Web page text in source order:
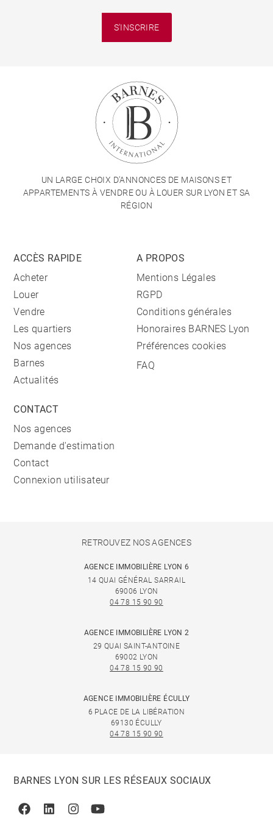
S'INSCRIRE
UN LARGE CHOIX D'ANNONCES DE MAISONS ET
APPARTEMENTS À VENDRE OU À LOUER SUR LYON ET SA
RÉGION
ACCÈS RAPIDE
Acheter
Louer
Vendre
Les quartiers
Nos agences
Barnes
Actualités
A PROPOS
Mentions Légales
RGPD
Conditions générales
Honoraires BARNES Lyon
Préférences cookies
FAQ
CONTACT
Nos agences
Demande d'estimation
Contact
Connexion utilisateur
RETROUVEZ NOS AGENCES
AGENCE IMMOBILIÈRE LYON 6
14 QUAI GÉNÉRAL SARRAIL
69006 LYON
04 78 15 90 90
AGENCE IMMOBILIÈRE LYON 2
29 QUAI SAINT-ANTOINE
69002 LYON
04 78 15 90 90
AGENCE IMMOBILIÈRE ÉCULLY
6 PLACE DE LA LIBÉRATION
69130 ÉCULLY
04 78 15 90 90
BARNES LYON SUR LES RÉSEAUX SOCIAUX
FacebookLinkedinInstagramYoutube